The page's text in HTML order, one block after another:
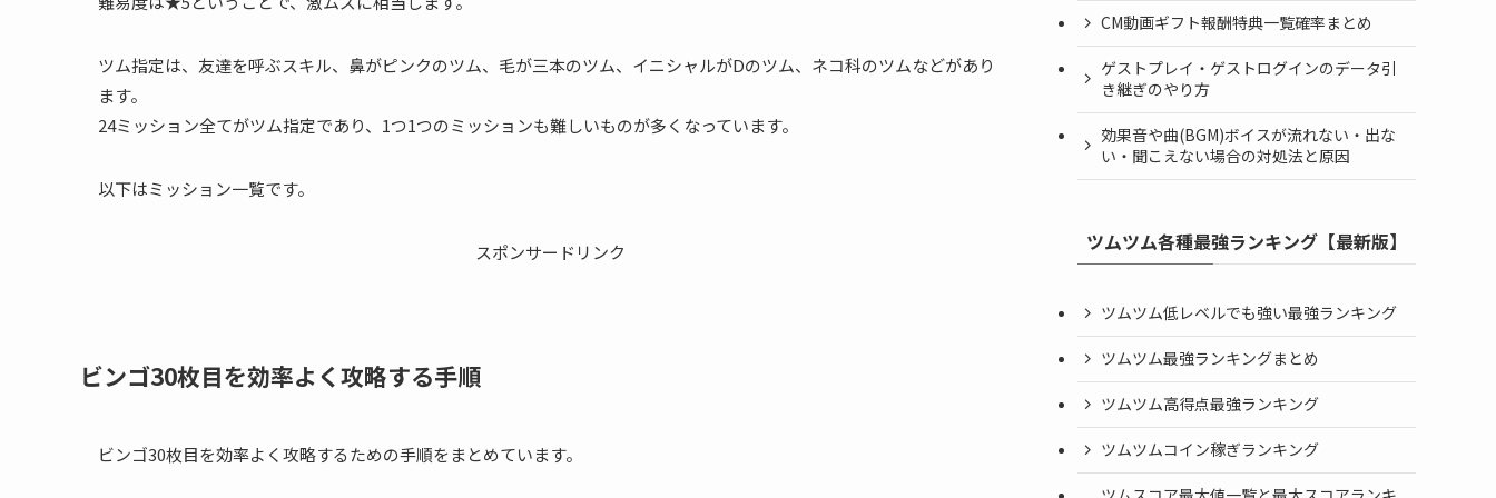
ツム指定は、友達を呼ぶスキル、鼻がピンクのツム、毛が三本のツム、イニシャルがDのツム、ネコ科のツムなどがあり
ます。
24ミッション全てがツム指定であり、1つ1つのミッションも難しいものが多くなっています。
以下はミッション一覧です。
スポンサードリンク
ビンゴ30枚目を効率よく攻略する手順
ビンゴ30枚目を効率よく攻略するための手順をまとめています。
CM動画ギフト報酬特典一覧確率まとめ
ゲストプレイ・ゲストログインのデータ引
き継ぎのやり方
効果音や曲(BGM)ボイスが流れない・出な
い・聞こえない場合の対処法と原因
ツムツム各種最強ランキング【最新版】
ツムツム低レベルでも強い最強ランキング
ツムツム最強ランキングまとめ
ツムツム高得点最強ランキング
ツムツムコイン稼ぎランキング